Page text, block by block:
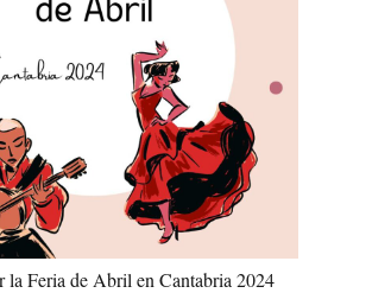
la Feria de Abril en Cantabria 2024